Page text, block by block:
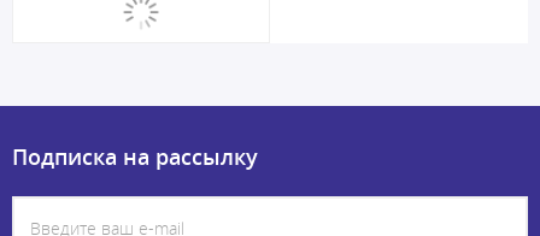
Подписка на рассылку